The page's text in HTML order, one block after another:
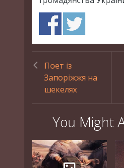
Поет із
Запоріжжя на
шекелях
You Might